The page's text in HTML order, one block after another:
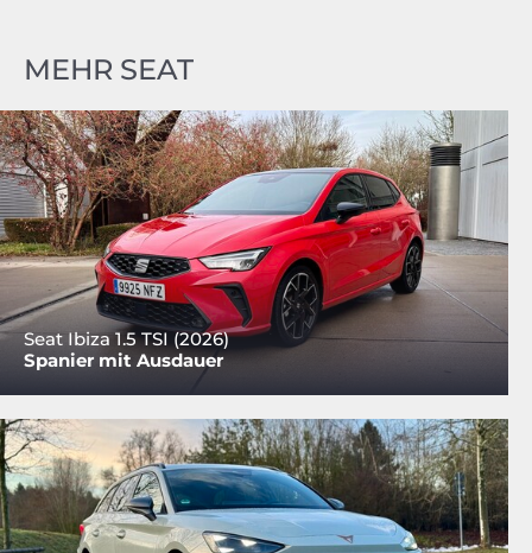
MEHR SEAT
Seat Ibiza 1.5 TSI (2026)
Spanier mit Ausdauer